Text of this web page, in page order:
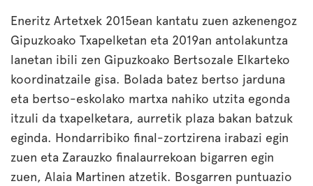
Eneritz Artetxek 2015ean kantatu zuen azkenengoz
Gipuzkoako Txapelketan eta 2019an antolakuntza
lanetan ibili zen Gipuzkoako Bertsozale Elkarteko
koordinatzaile gisa. Bolada batez bertso jarduna
eta bertso-eskolako martxa nahiko utzita egonda
itzuli da txapelketara, aurretik plaza bakan batzuk
eginda. Hondarribiko final-zortzirena irabazi egin
zuen eta Zarauzko finalaurrekoan bigarren egin
zuen, Alaia Martinen atzetik. Bosgarren puntuazio